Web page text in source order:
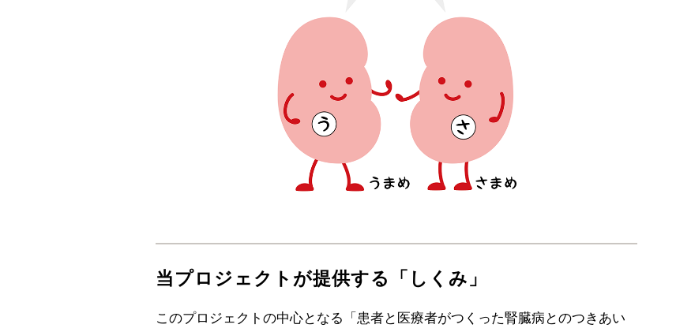
当プロジェクトが提供する「しくみ」
このプロジェクトの中心となる「患者と医療者がつくった腎臓病とのつきあい